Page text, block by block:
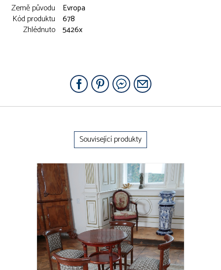
Země původu
Evropa
Kód produktu 678
Zhlédnuto 5426x
Související produkty